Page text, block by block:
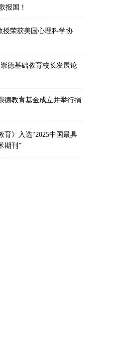
报国！
授荣获美国心理科学协
德基础教育校长发展论
德教育基金成立并举行捐
育》入选“2025中国最具
期刊”